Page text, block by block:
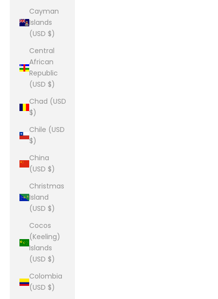
Cayman
Islands
(USD $)
Central
African
Republic
(USD $)
Chad (USD
$)
Chile (USD
$)
China
(USD $)
Christmas
Island
(USD $)
Cocos
(Keeling)
Islands
(USD $)
Colombia
(USD $)